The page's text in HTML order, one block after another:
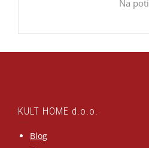
Na poti
KULT HOME d.o.o.
Blog